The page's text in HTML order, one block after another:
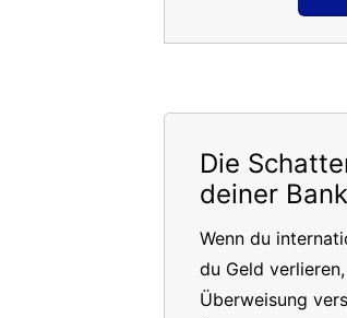
Die
deiner Bank
Wenn du
du Geld
Überweisung